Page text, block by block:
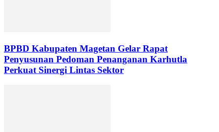
BPBD Kabupaten Magetan Gelar Rapat
Penyusunan Pedoman Penanganan Karhutla
Perkuat Sinergi Lintas Sektor